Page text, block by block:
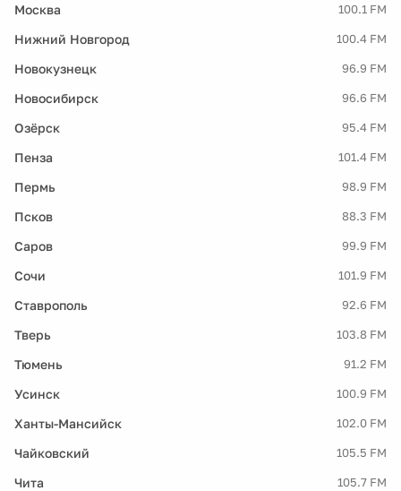
Москва 100.1 FM
Нижний Новгород 100.4 FM
Новокузнецк 96.9 FM
Новосибирск 96.6 FM
Озёрск 95.4 FM
Пенза 101.4 FM
Пермь 98.9 FM
Псков 88.3 FM
Саров 99.9 FM
Сочи 101.9 FM
Ставрополь 92.6 FM
Тверь 103.8 FM
Тюмень 91.2 FM
Усинск 100.9 FM
Ханты-Мансийск 102.0 FM
Чайковский 105.5 FM
Чита 105.7 FM